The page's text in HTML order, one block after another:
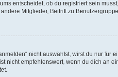
entscheidet, ob du registriert sein
Mitglieder, Beitritt zu
nicht auswählst, wirst du nur
empfehlenswert, wenn du dich an